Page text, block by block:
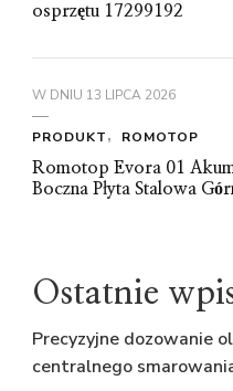
osprzętu 17299192
W DNIU 13 LIPCA 2026
PRODUKT
ROMOTOP
Romotop Evora 01
Boczna Płyta Stalowa
Ostatnie
Precyzyjne dozowanie
centralnego